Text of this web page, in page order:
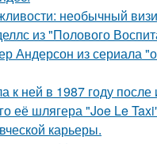
необычный
из "Полового
Андерсон из сериала
к ней в 1987 году после
её шлягера "Joe Le
карьеры.